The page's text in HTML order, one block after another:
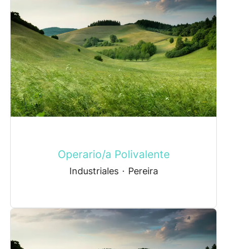
Operario/a Polivalente
Industriales · Pereira